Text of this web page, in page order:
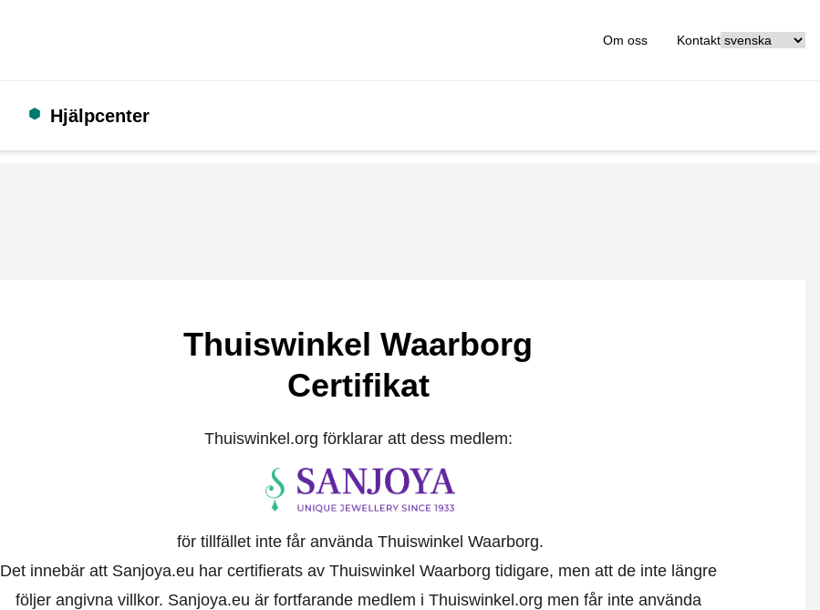
Om oss Kontakt
Hjälpcenter
Thuiswinkel Waarborg
Certifikat
Thuiswinkel.org förklarar att dess medlem:
för tillfället inte får använda Thuiswinkel Waarborg.
Det innebär att Sanjoya.eu har certifierats av Thuiswinkel Waarborg tidigare, men att de inte längre
följer angivna villkor. Sanjoya.eu är fortfarande medlem i Thuiswinkel.org men får inte använda